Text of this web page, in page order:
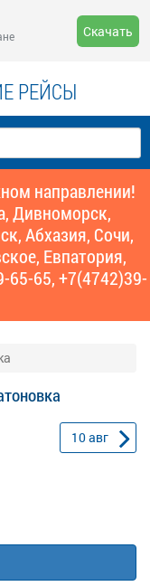
Скачать
РЕЙСЫ
направлении!
Дивноморск,
Абхазия, Сочи,
Евпатория,
65-65, +7(4742)39-
10авг